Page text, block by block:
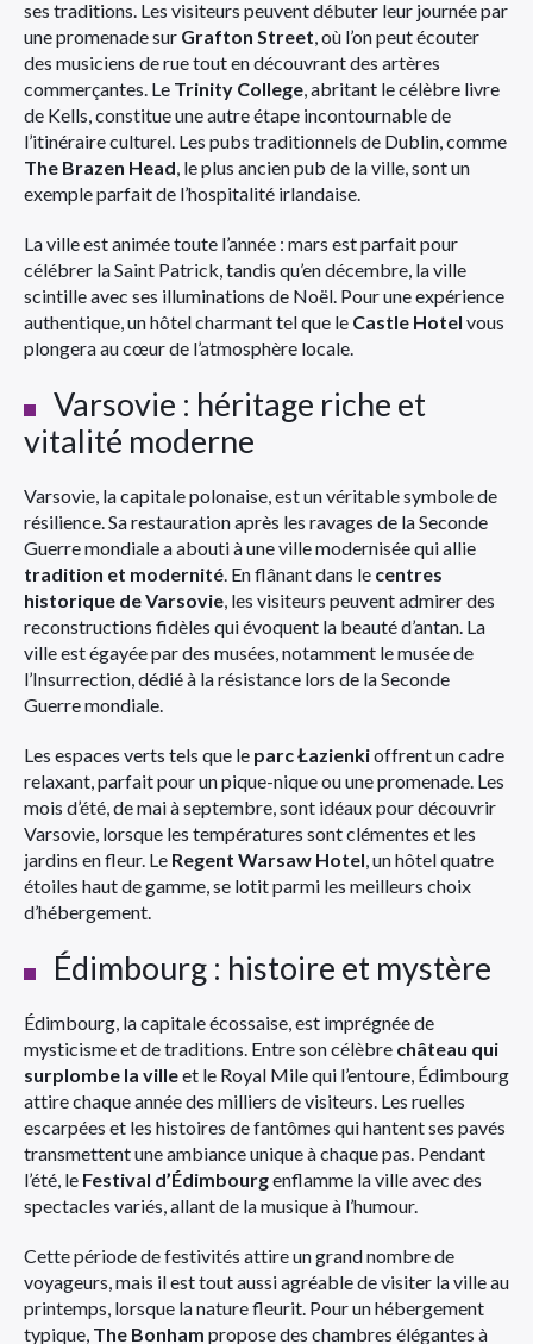
ses traditions. Les visiteurs peuvent débuter leur journée par
une promenade sur Grafton Street, où l’on peut écouter
des musiciens de rue tout en découvrant des artères
commerçantes. Le Trinity College, abritant le célèbre livre
de Kells, constitue une autre étape incontournable de
l’itinéraire culturel. Les pubs traditionnels de Dublin, comme
The Brazen Head, le plus ancien pub de la ville, sont un
exemple parfait de l’hospitalité irlandaise.
La ville est animée toute l’année : mars est parfait pour
célébrer la Saint Patrick, tandis qu’en décembre, la ville
scintille avec ses illuminations de Noël. Pour une expérience
authentique, un hôtel charmant tel que le Castle Hotel vous
plongera au cœur de l’atmosphère locale.
Varsovie : héritage riche et
vitalité moderne
Varsovie, la capitale polonaise, est un véritable symbole de
résilience. Sa restauration après les ravages de la Seconde
Guerre mondiale a abouti à une ville modernisée qui allie
tradition et modernité. En flânant dans le centres
historique de Varsovie, les visiteurs peuvent admirer des
reconstructions fidèles qui évoquent la beauté d’antan. La
ville est égayée par des musées, notamment le musée de
l’Insurrection, dédié à la résistance lors de la Seconde
Guerre mondiale.
Les espaces verts tels que le parc Łazienkioffrent un cadre
relaxant, parfait pour un pique-nique ou une promenade. Les
mois d’été, de mai à septembre, sont idéaux pour découvrir
Varsovie, lorsque les températures sont clémentes et les
jardins en fleur. Le Regent Warsaw Hotel, un hôtel quatre
étoiles haut de gamme, se lotit parmi les meilleurs choix
d’hébergement.
Édimbourg : histoire et mystère
Édimbourg, la capitale écossaise, est imprégnée de
mysticisme et de traditions. Entre son célèbre château qui
surplombe la villeet le Royal Mile qui l’entoure, Édimbourg
attire chaque année des milliers de visiteurs. Les ruelles
escarpées et les histoires de fantômes qui hantent ses pavés
transmettent une ambiance unique à chaque pas. Pendant
l’été, le Festival d’Édimbourgenflamme la ville avec des
spectacles variés, allant de la musique à l’humour.
Cette période de festivités attire un grand nombre de
voyageurs, mais il est tout aussi agréable de visiter la ville au
printemps, lorsque la nature fleurit. Pour un hébergement
typique, The Bonham propose des chambres élégantes à